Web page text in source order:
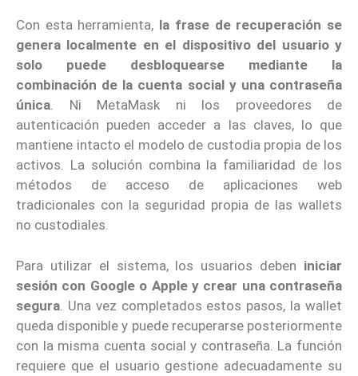
Con esta herramienta, la frase de recuperación se
genera localmente en el dispositivo del usuario y
solo puede desbloquearse mediante la
combinación de la cuenta social y una contraseña
única. Ni MetaMask ni los proveedores de
autenticación pueden acceder a las claves, lo que
mantiene intacto el modelo de custodia propia de los
activos. La solución combina la familiaridad de los
métodos de acceso de aplicaciones web
tradicionales con la seguridad propia de las wallets
no custodiales.
Para utilizar el sistema, los usuarios deben iniciar
sesión con Google o Apple y crear una contraseña
segura . Una vez completados estos pasos, la wallet
queda disponible y puede recuperarse posteriormente
con la misma cuenta social y contraseña. La función
requiere que el usuario gestione adecuadamente su